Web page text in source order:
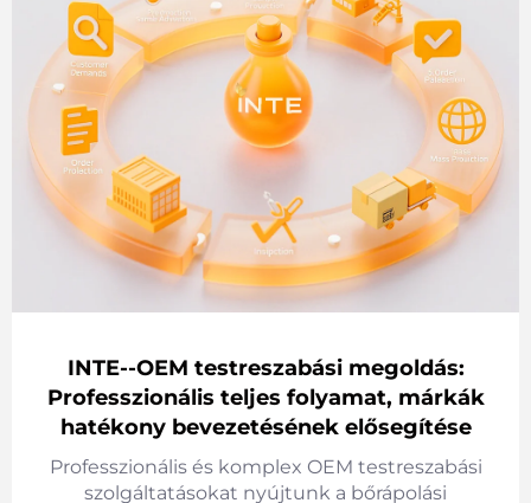
INTE--OEM testreszabási megoldás:
Professzionális teljes folyamat, márkák
hatékony bevezetésének elősegítése
Professzionális és komplex OEM testreszabási
szolgáltatásokat nyújtunk a bőrápolási